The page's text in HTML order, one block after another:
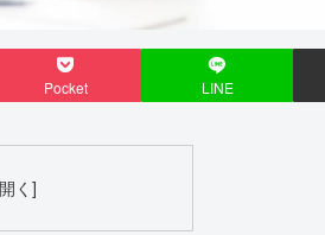
Pocket LINE